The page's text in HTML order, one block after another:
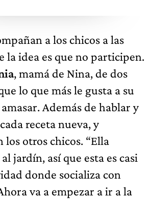
a los chicos a las
la idea es que no participen.
, mamá de Nina, de dos
lo que más le gusta a su
Además de hablar y
receta nueva, y
otros chicos. “Ella
jardín, así que esta es casi
donde socializa con
va a empezar a ir a la